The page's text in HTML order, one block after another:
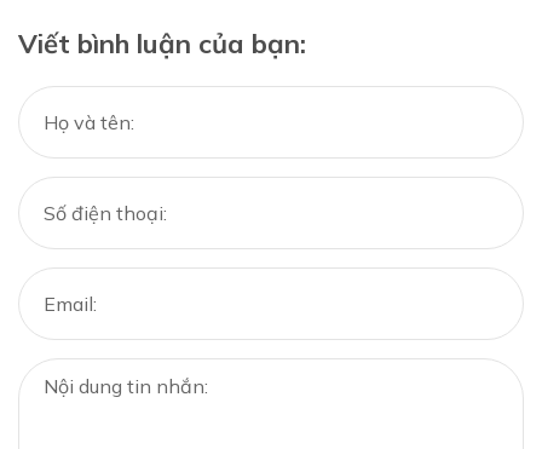
Viết bình luận của bạn: